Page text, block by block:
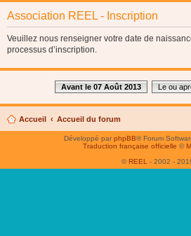
Association REEL - Inscription
Veuillez nous renseigner votre date de
processus d’inscription.
Avant le 07 Août 2013 Le ou
Accueil Accueil du forum
Développé parphpBB® Forum
Traduction française officielle ©
© REEL - 2002 -